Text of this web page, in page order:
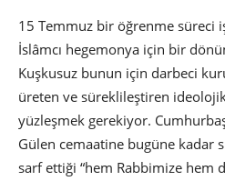
15 Temmuz bir öğrenme süreci
İslâmcı hegemonya için bir
Kuşkusuz bunun için darbeci
üreten ve süreklileştiren
yüzleşmek gerekiyor.
Gülen cemaatine bugüne kadar
sarf ettiği “hem Rabbimize hem